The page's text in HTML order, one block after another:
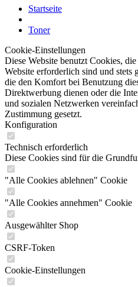
Startseite
Toner
Cookie-Einstellungen
Diese Website benutzt Cookies,
Website erforderlich sind und stets
die den Komfort bei Benutzung
Direktwerbung dienen oder die
und sozialen Netzwerken
Zustimmung gesetzt.
Konfiguration
Technisch erforderlich
Diese Cookies sind für die
"Alle Cookies ablehnen" Cookie
"Alle Cookies annehmen" Cookie
Ausgewählter Shop
CSRF-Token
Cookie-Einstellungen